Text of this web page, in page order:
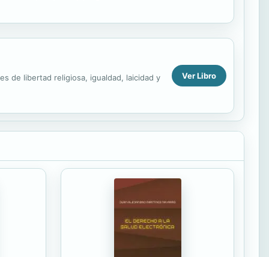
de libertad religiosa, igualdad, laicidad y Ver Libro